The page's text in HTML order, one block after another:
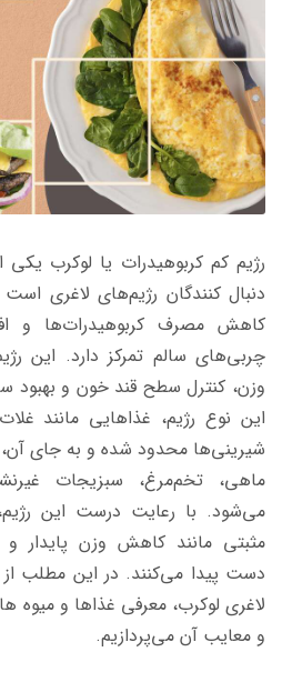
رژیم کم کربوهیدرات یا لوکرب
دنبال کنندگان رژیم‌های لاغری
کاهش مصرف کربوهیدرات‌ها و
چربی‌های سالم تمرکز دارد. این
وزن، کنترل سطح قند خون و
این نوع رژیم، غذاهایی مانند
شیرینی‌ها محدود شده و به جای
ماهی، تخم‌مرغ، سبزیجات
می‌شود. با رعایت درست این رژیم،
مثبتی مانند کاهش وزن پایدار
دست پیدا می‌کنند. در این مطلب از
لاغری لوکرب، معرفی غذاها و میوه
و معایب آن می‌پردازیم.